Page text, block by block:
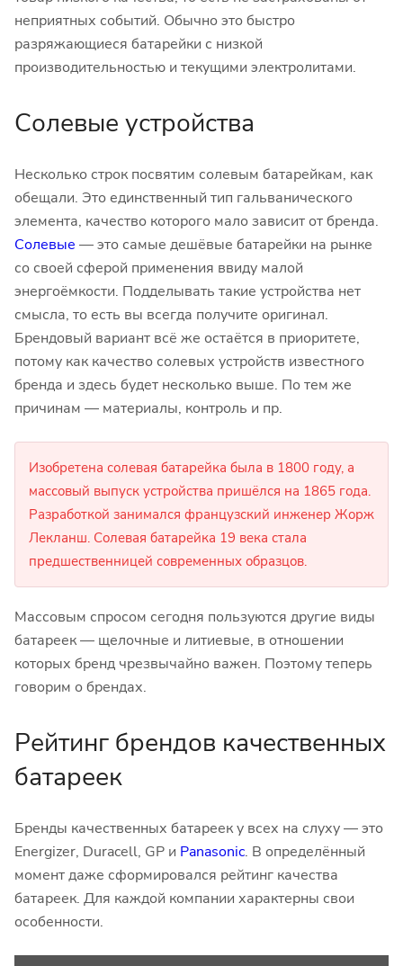
неприятных событий. Обычно это быстро
разряжающиеся батарейки с низкой
производительностью и текущими электролитами.
Солевые устройства
Несколько строк посвятим солевым батарейкам, как
обещали. Это единственный тип гальванического
элемента, качество которого мало зависит от бренда.
Солевые — это самые дешёвые батарейки на рынке
со своей сферой применения ввиду малой
энергоёмкости. Подделывать такие устройства нет
смысла, то есть вы всегда получите оригинал.
Брендовый вариант всё же остаётся в приоритете,
потому как качество солевых устройств известного
бренда и здесь будет несколько выше. По тем же
причинам — материалы, контроль и пр.
Изобретена солевая батарейка была в 1800 году, а
массовый выпуск устройства пришёлся на 1865 года.
Разработкой занимался французский инженер Жорж
Лекланш. Солевая батарейка 19 века стала
предшественницей современных образцов.
Массовым спросом сегодня пользуются другие виды
батареек — щелочные и литиевые, в отношении
которых бренд чрезвычайно важен. Поэтому теперь
говорим о брендах.
Рейтинг брендов качественных
батареек
Бренды качественных батареек у всех на слуху — это
Energizer, Duracell, GP и Panasonic. В определённый
момент даже сформировался рейтинг качества
батареек. Для каждой компании характерны свои
особенности.